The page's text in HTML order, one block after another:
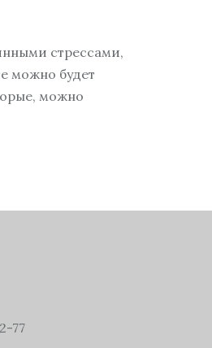
стрессами,
можно будет
можно
77